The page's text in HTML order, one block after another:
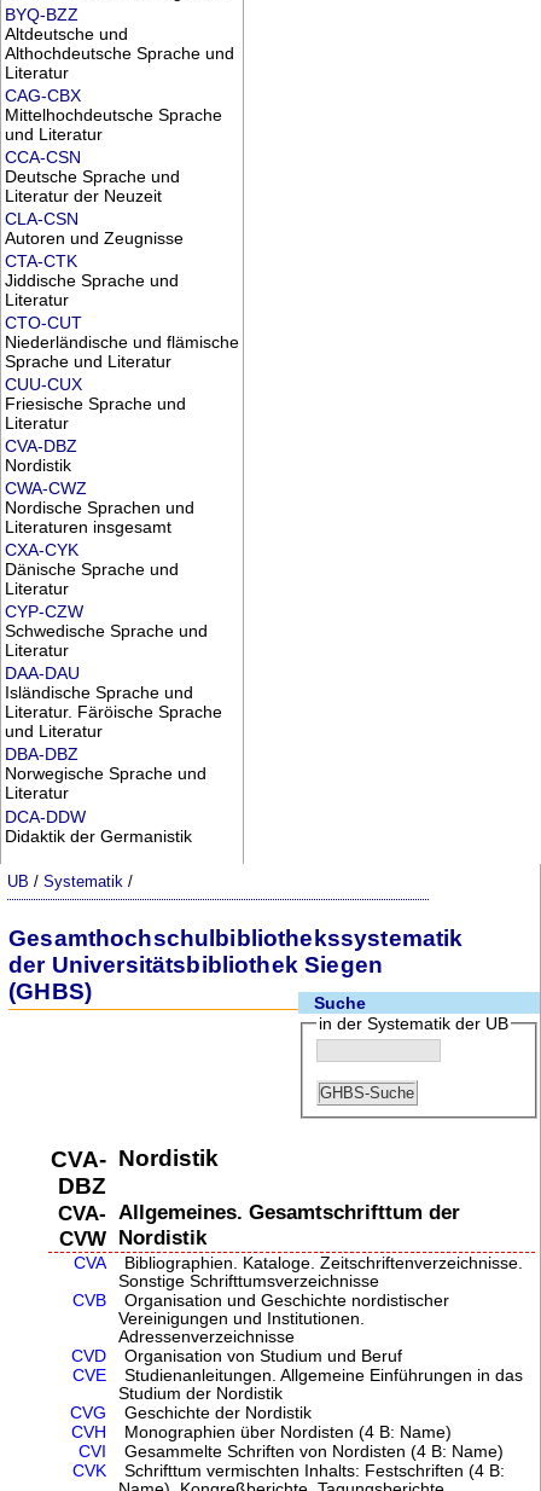
BYQ-BZZ
Altdeutsche und
Althochdeutsche Sprache und
Literatur
CAG-CBX
Mittelhochdeutsche Sprache
und Literatur
CCA-CSN
Deutsche Sprache und
Literatur der Neuzeit
CLA-CSN
Autoren und Zeugnisse
CTA-CTK
Jiddische Sprache und
Literatur
CTO-CUT
Niederländische und flämische
Sprache und Literatur
CUU-CUX
Friesische Sprache und
Literatur
CVA-DBZ
Nordistik
CWA-CWZ
Nordische Sprachen und
Literaturen insgesamt
CXA-CYK
Dänische Sprache und
Literatur
CYP-CZW
Schwedische Sprache und
Literatur
DAA-DAU
Isländische Sprache und
Literatur. Färöische Sprache
und Literatur
DBA-DBZ
Norwegische Sprache und
Literatur
DCA-DDW
Didaktik der Germanistik
UB /Systematik /
Gesamthochschulbibliothekssystematik
der Universitätsbibliothek Siegen
(GHBS)
Suche
in der Systematik der UB
CVA-
DBZ
Nordistik
CVA-
CVW
Allgemeines. Gesamtschrifttum der
Nordistik
CVA
Bibliographien. Kataloge. Zeitschriftenverzeichnisse.
Sonstige Schrifttumsverzeichnisse
CVB
Organisation und Geschichte nordistischer
Vereinigungen und Institutionen.
Adressenverzeichnisse
CVD
Organisation von Studium und Beruf
CVE
Studienanleitungen. Allgemeine Einführungen in das
Studium der Nordistik
CVG
Geschichte der Nordistik
CVH
Monographien über Nordisten (4 B: Name)
CVI
Gesammelte Schriften von Nordisten (4 B: Name)
CVK
Schrifttum vermischten Inhalts: Festschriften (4 B: